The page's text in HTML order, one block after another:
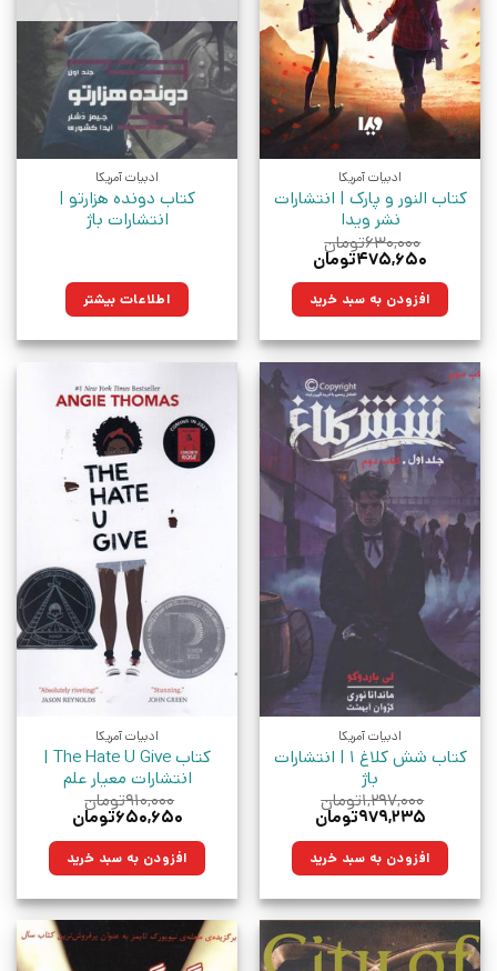
ادبیات آمریکا
کتاب النور و پارک | انتشارات
نشر ویدا
۶۳۰,۰۰۰تومان
قیمت
۶۳۰,۰۰۰تومان
بود.
۴۷۵,۶۵۰تومان
۴۷۵,۶۵۰تومان. افزودن به سبد خرید
ادبیات آمریکا
کتاب دونده هزارتو |
انتشارات باژ
اطلاعات بیشتر
ادبیات آمریکا
کتاب شش کلاغ 1 | انتشارات
باژ
۱,۲۹۷,۰۰۰تومان
قیمت
۱,۲۹۷,۰۰۰تومان
بود.
۹۷۹,۲۳۵تومان
۹۷۹,۲۳۵تومان.افزودن به سبد خرید
ادبیات آمریکا
کتاب The Hate U Give |
انتشارات معیار علم
۹۱۰,۰۰۰تومان
قیمت
۹۱۰,۰۰۰تومان
بود.
۶۵۰,۶۵۰تومان
۶۵۰,۶۵۰تومان.افزودن به سبد خرید